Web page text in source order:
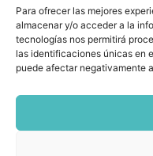
Para ofrecer las mejores
almacenar y/o acceder a la
tecnologías nos permitirá
las identificaciones únicas en
puede afectar negativamente